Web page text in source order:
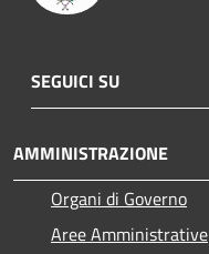
SEGUICI SU
AMMINISTRAZIONE
Organi di Governo
Aree Amministrative